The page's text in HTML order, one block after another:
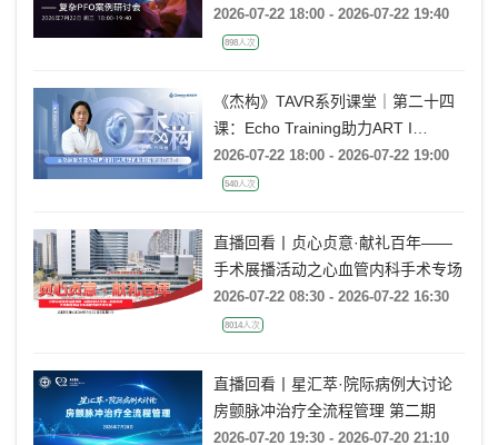
2026-07-22 18:00 - 2026-07-22 19:40
898人次
《杰构》TAVR系列课堂｜第二十四
课：Echo Training助力ART I
Rebecca T. Hahn教授《主动脉瓣反
流的超声培训：从病理机制到临床诊
2026-07-22 18:00 - 2026-07-22 19:00
540人次
直播回看丨贞心贞意·献礼百年——
手术展播活动之心血管内科手术专场
2026-07-22 08:30 - 2026-07-22 16:30
8014人次
直播回看丨星汇萃·院际病例大讨论
房颤脉冲治疗全流程管理 第二期
2026-07-20 19:30 - 2026-07-20 21:10